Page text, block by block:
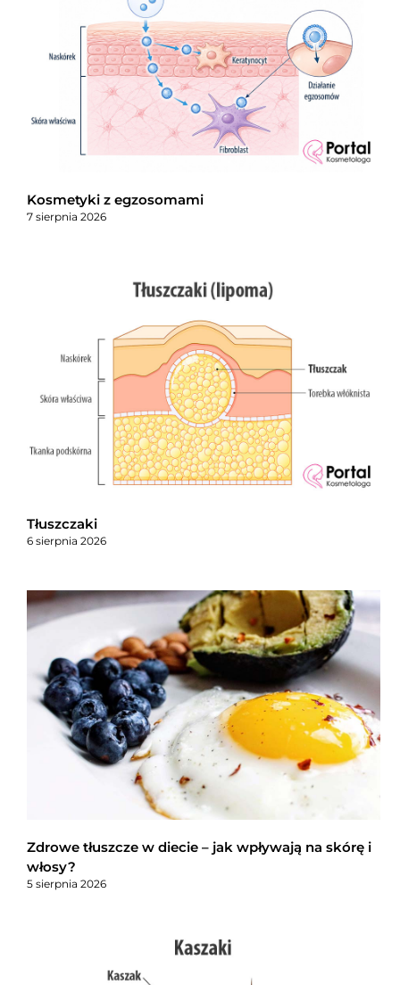
Kosmetyki z egzosomami
7 sierpnia 2026
Tłuszczaki
6 sierpnia 2026
Zdrowe tłuszcze w diecie – jak wpływają na skórę i
włosy?
5 sierpnia 2026